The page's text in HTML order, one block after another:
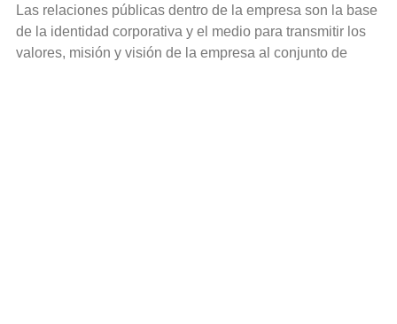
Las relaciones públicas dentro de la empresa son la base
de la identidad corporativa y el medio para transmitir los
valores, misión y visión de la empresa al conjunto de